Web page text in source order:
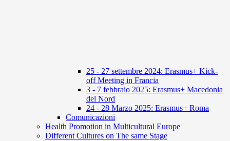
25 - 27 settembre 2024: Erasmus+ Kick-
off Meeting in Francia
3 - 7 febbraio 2025: Erasmus+ Macedonia
del Nord
24 - 28 Marzo 2025: Erasmus+ Roma
Comunicazioni
Health Promotion in Multicultural Europe
Different Cultures on The same Stage